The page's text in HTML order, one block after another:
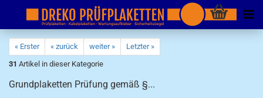
« Erster « zurück weiter »
Letzter »
31 Artikel in dieser Kategorie
Grundplaketten Prüfung gemäß §...